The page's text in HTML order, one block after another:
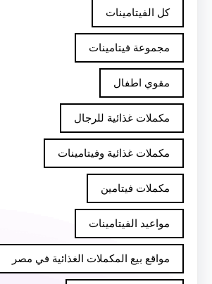
كل الفيتامينات
مجموعة فيتامينات
مقوي اطفال
مكملات غذائية للرجال
مكملات غذائية وفيتامينات
مكملات فيتامين
مواعيد الفيتامينات
مواقع بيع المكملات الغذائية في مصر